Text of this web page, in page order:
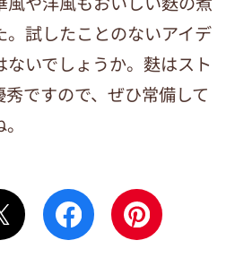
試したことのないアイデ
いでしょうか。麩はスト
ですので、ぜひ常備して